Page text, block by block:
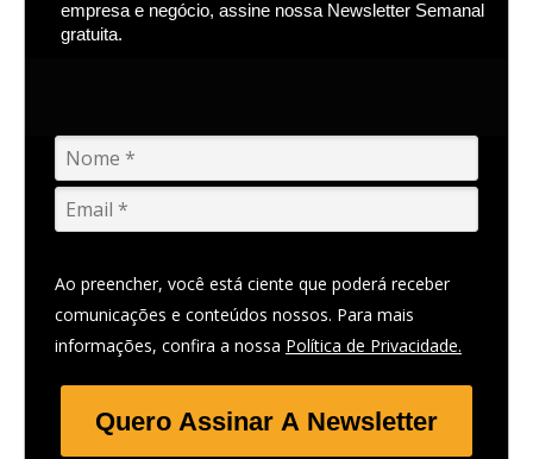
empresa e negócio, assine nossa Newsletter Semanal
gratuita.
Ao preencher, você está ciente que poderá receber
comunicações e conteúdos nossos. Para mais
informações, confira a nossa Política de Privacidade.
Quero Assinar A Newsletter